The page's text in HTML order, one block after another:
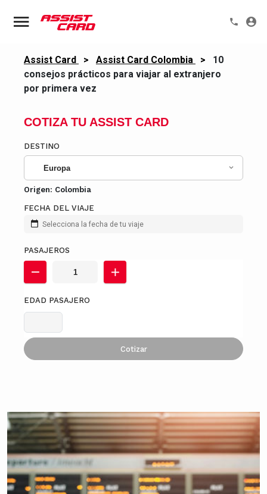
Assist Card > Assist Card Colombia >
10
consejos prácticos para viajar al extranjero
por primera vez
COTIZA TU ASSIST CARD
DESTINO
Europa
Origen: Colombia
FECHA DEL VIAJE
Selecciona la fecha de tu viaje
PASAJEROS
EDAD PASAJERO
Cotizar